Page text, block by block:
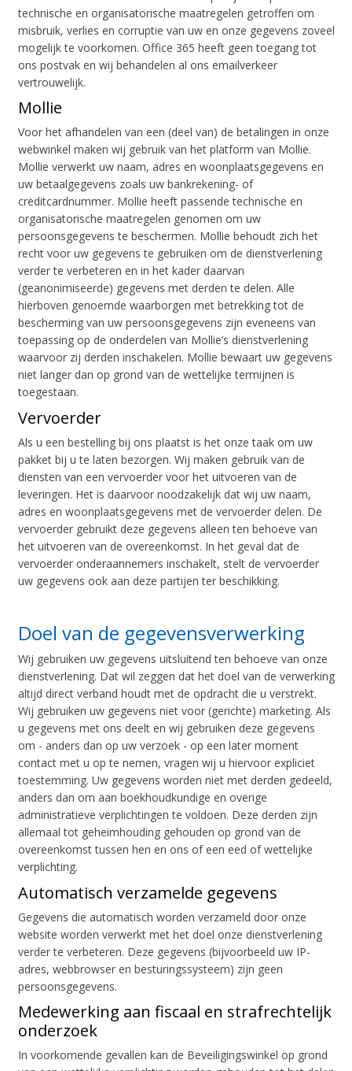
technische en organisatorische maatregelen getroffen om
misbruik, verlies en corruptie van uw en onze gegevens zoveel
mogelijk te voorkomen. Office 365 heeft geen toegang tot
ons postvak en wij behandelen al ons emailverkeer
vertrouwelijk.
Mollie
Voor het afhandelen van een (deel van) de betalingen in onze
webwinkel maken wij gebruik van het platform van Mollie.
Mollie verwerkt uw naam, adres en woonplaatsgegevens en
uw betaalgegevens zoals uw bankrekening- of
creditcardnummer. Mollie heeft passende technische en
organisatorische maatregelen genomen om uw
persoonsgegevens te beschermen. Mollie behoudt zich het
recht voor uw gegevens te gebruiken om de dienstverlening
verder te verbeteren en in het kader daarvan
(geanonimiseerde) gegevens met derden te delen. Alle
hierboven genoemde waarborgen met betrekking tot de
bescherming van uw persoonsgegevens zijn eveneens van
toepassing op de onderdelen van Mollie’s dienstverlening
waarvoor zij derden inschakelen. Mollie bewaart uw gegevens
niet langer dan op grond van de wettelijke termijnen is
toegestaan.
Vervoerder
Als u een bestelling bij ons plaatst is het onze taak om uw
pakket bij u te laten bezorgen. Wij maken gebruik van de
diensten van een vervoerder voor het uitvoeren van de
leveringen. Het is daarvoor noodzakelijk dat wij uw naam,
adres en woonplaatsgegevens met de vervoerder delen. De
vervoerder gebruikt deze gegevens alleen ten behoeve van
het uitvoeren van de overeenkomst. In het geval dat de
vervoerder onderaannemers inschakelt, stelt de vervoerder
uw gegevens ook aan deze partijen ter beschikking.
Doel van de gegevensverwerking
Wij gebruiken uw gegevens uitsluitend ten behoeve van onze
dienstverlening. Dat wil zeggen dat het doel van de verwerking
altijd direct verband houdt met de opdracht die u verstrekt.
Wij gebruiken uw gegevens niet voor (gerichte) marketing. Als
u gegevens met ons deelt en wij gebruiken deze gegevens
om - anders dan op uw verzoek - op een later moment
contact met u op te nemen, vragen wij u hiervoor expliciet
toestemming. Uw gegevens worden niet met derden gedeeld,
anders dan om aan boekhoudkundige en overige
administratieve verplichtingen te voldoen. Deze derden zijn
allemaal tot geheimhouding gehouden op grond van de
overeenkomst tussen hen en ons of een eed of wettelijke
verplichting.
Automatisch verzamelde gegevens
Gegevens die automatisch worden verzameld door onze
website worden verwerkt met het doel onze dienstverlening
verder te verbeteren. Deze gegevens (bijvoorbeeld uw IP-
adres, webbrowser en besturingssysteem) zijn geen
persoonsgegevens.
Medewerking aan fiscaal en strafrechtelijk
onderzoek
In voorkomende gevallen kan de Beveiligingswinkel op grond